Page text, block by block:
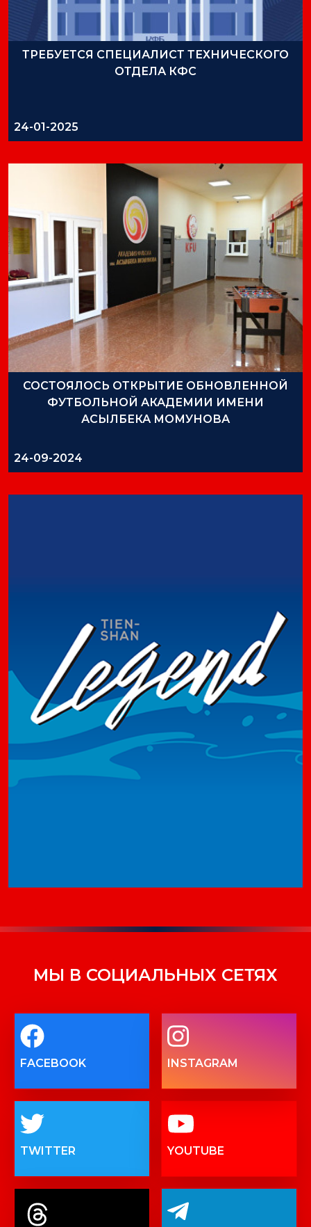
ТРЕБУЕТСЯ СПЕЦИАЛИСТ ТЕХНИЧЕСКОГО
ОТДЕЛА КФС
24-01-2025
СОСТОЯЛОСЬ ОТКРЫТИЕ ОБНОВЛЕННОЙ
ФУТБОЛЬНОЙ АКАДЕМИИ ИМЕНИ
АСЫЛБЕКА МОМУНОВА
24-09-2024
МЫ В СОЦИАЛЬНЫХ СЕТЯХ
FACEBOOK INSTAGRAM
TWITTER YOUTUBE